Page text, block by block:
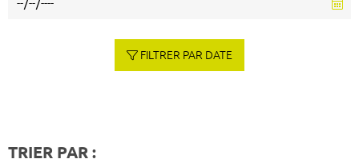
FILTRER PAR DATE
TRIER PAR :